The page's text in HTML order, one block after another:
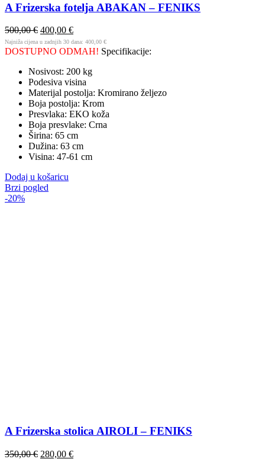
A Frizerska fotelja ABAKAN – FENIKS
500,00€ 400,00 €
Najniža cijena u zadnjih 30 dana: 400,00 €
DOSTUPNO ODMAH! Specifikacije:
Nosivost: 200 kg
Podesiva visina
Materijal postolja: Kromirano željezo
Boja postolja: Krom
Presvlaka: EKO koža
Boja presvlake: Crna
Širina: 65 cm
Dužina: 63 cm
Visina: 47-61 cm
Dodaj u košaricu
Brzi pogled
-20%
A Frizerska stolica AIROLI – FENIKS
350,00€ 280,00 €